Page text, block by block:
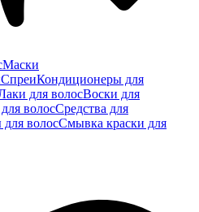
Маски
СпреиКондиционеры для
для волосВоски для
волосСредства для
волосСмывка краски для